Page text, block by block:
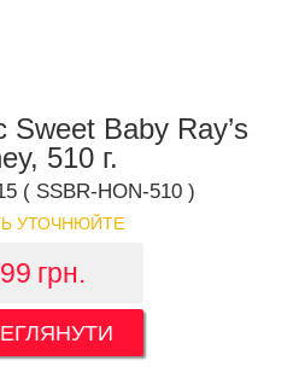
Sweet Baby Ray’s
510 г.
( SSBR-HON-510 )
УТОЧНЮЙТЕ
грн.